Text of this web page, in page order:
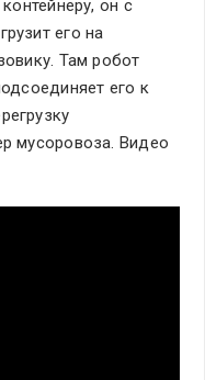
он с
его на
Там робот
его к
мусоровоза. Видео